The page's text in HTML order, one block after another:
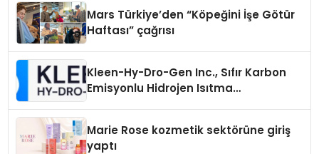
Mars Türkiye’den “Köpeğini İşe Götür
Haftası” çağrısı
Kleen-Hy-Dro-Gen Inc., Sıfır Karbon
Emisyonlu Hidrojen Isıtma
Marie Rose kozmetik sektörüne giriş
yaptı